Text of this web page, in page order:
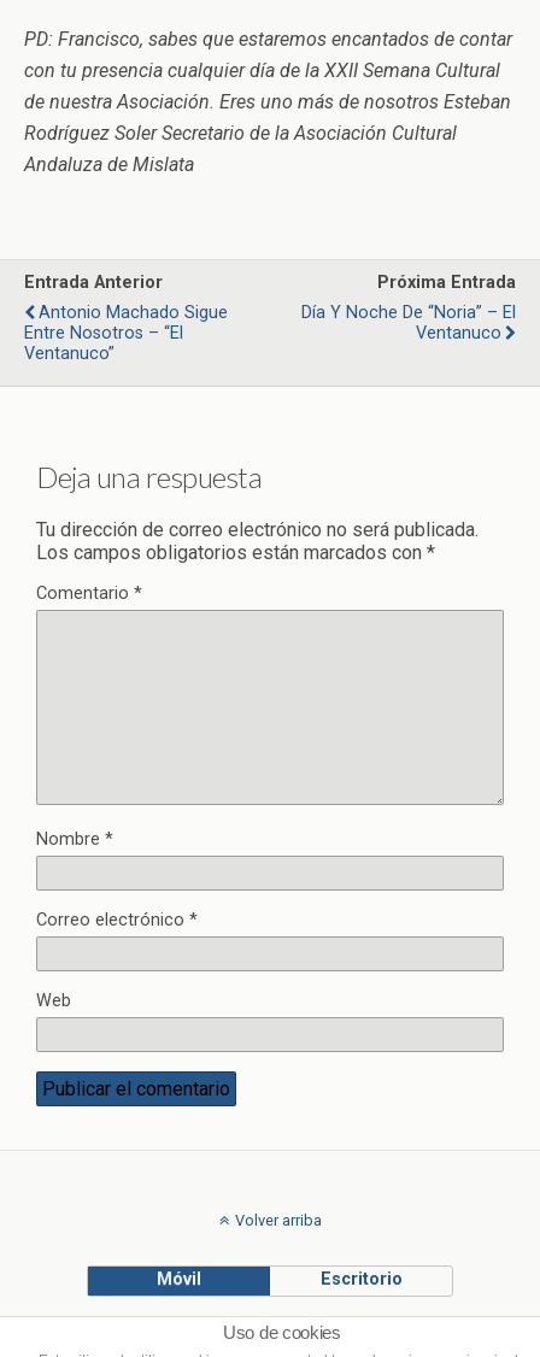
PD: Francisco, sabes que estaremos encantados de contar
con tu presencia cualquier día de la XXII Semana Cultural
de nuestra Asociación. Eres uno más de nosotros Esteban
Rodríguez Soler Secretario de la Asociación Cultural
Andaluza de Mislata
Entrada Anterior
Antonio Machado Sigue
Entre Nosotros – “El
Ventanuco”
Próxima Entrada
Día Y Noche De “Noria” – El
Ventanuco
Deja una respuesta
Tu dirección de correo electrónico no será publicada.
Los campos obligatorios están marcados con *
Comentario *
Nombre *
Correo electrónico *
Web
Volver arriba
Móvil Escritorio
© Francisco Ponce Carrasco
Uso de cookies